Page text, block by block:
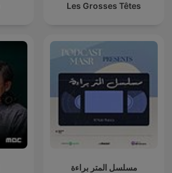
Les Grosses Têtes
مسلسل المتر براءة